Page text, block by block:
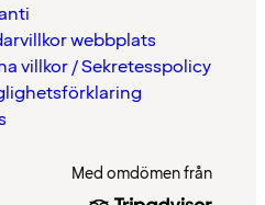
webbplats
villkor / Sekretesspolicy
Med omdömen från